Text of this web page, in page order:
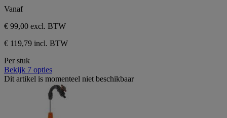
Vanaf
€ 99,00 excl. BTW
€ 119,79 incl. BTW
Per stuk
Bekijk 7 opties
Dit artikel is momenteel niet beschikbaar